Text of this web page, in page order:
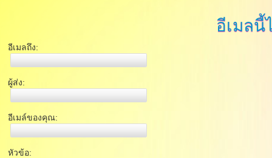
อีเมลนี้
อีเมลถึง:
ผู้ส่ง:
อีเมล์ของคุณ:
หัวข้อ: